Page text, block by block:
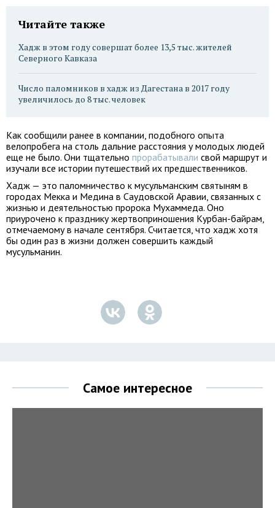
Читайте также
Хадж в этом году совершат более 13,5 тыс. жителей
Северного Кавказа
Число паломников в хадж из Дагестана в 2017 году
увеличилось до 8 тыс. человек
Как сообщили ранее в компании, подобного опыта
велопробега на столь дальние расстояния у молодых людей
еще не было. Они тщательно прорабатывали свой маршрут и
изучали все истории путешествий их предшественников.
Хадж — это паломничество к мусульманским святыням в
городах Мекка и Медина в Саудовской Аравии, связанных с
жизнью и деятельностью пророка Мухаммеда. Оно
приурочено к празднику жертвоприношения Курбан-байрам,
отмечаемому в начале сентября. Считается, что хадж хотя
бы один раз в жизни должен совершить каждый
мусульманин.
Самое интересное